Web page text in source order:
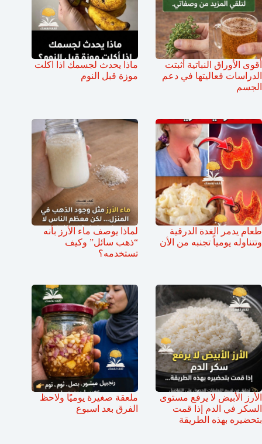
أقوى الأوراق النباتية أثبتت
الدراسات فعاليتها في دعم
الجسم
ماذا يحدث لجسمك اذا اكلت
موزة قبل النوم
طعام يدمر الغدة الدرقية
وتتناوله يومياً تجنبه من الأن
لماذا يوصف ماء الأرز بأنه
“ذهب سائل” وكيف
تستخدمه؟
الأرز الأبيض لا يرفع مستوى
السكر في الدم إذا قمت
بتحضيره بهذه الطريقة
ملعقة صغيرة يوميًا ولاحظ
الفرق بعد اسبوع